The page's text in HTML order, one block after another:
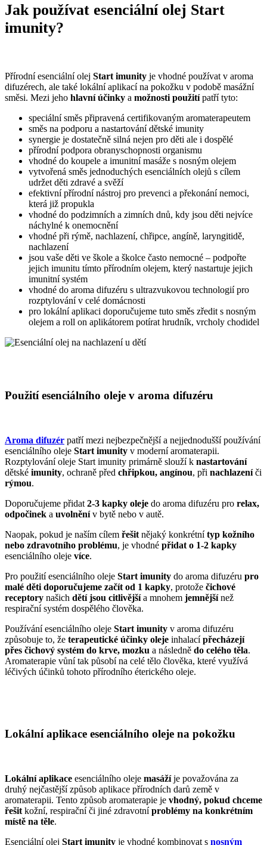
Jak používat esenciální olej Start
imunity?
Přírodní esenciální olej Start imunity je vhodné používat v aroma
difuzérech, ale také lokální aplikací na pokožku v podobě masážní
směsi. Mezi jeho hlavní účinky a možnosti použitípatří tyto:
speciální směs připravená certifikovaným aromaterapeutem
směs na podporu a nastartování dětské imunity
synergie je dostatečně silná nejen pro děti ale i dospělé
přírodní podpora obranyschopnosti organismu
vhodné do koupele a imunitní masáže s nosným olejem
vytvořená směs jednoduchých esenciálních olejů s cílem
udržet děti zdravé a svěží
efektivní přírodní nástroj pro prevenci a překonání nemoci,
která již propukla
vhodné do podzimních a zimních dnů, kdy jsou děti nejvíce
náchylné k onemocnění
vhodné při rýmě, nachlazení, chřipce, angíně, laryngitidě,
nachlazení
jsou vaše děti ve škole a školce často nemocné – podpořte
jejich imunitu tímto přírodním olejem, který nastartuje jejich
imunitní systém
vhodné do aroma difuzéru s ultrazvukovou technologií pro
rozptylování v celé domácnosti
pro lokální aplikaci doporučujeme tuto směs zředit s nosným
olejem a roll on aplikátorem potírat hrudník, vrcholy chodidel
Použití esenciálního oleje v aroma difuzéru
Aroma difuzér patří mezi nejbezpečnější a nejjednodušší používání
esenciálního oleje Start imunity v moderní aromaterapii.
Rozptylování oleje Start imunity primárně slouží k nastartování
dětské imunity, ochraně před chřipkou, angínou, při nachlazeníči
rýmou.
Doporučujeme přidat 2-3 kapky oleje do aroma difuzéru pro relax,
odpočinek a uvolněnív bytě nebo v autě.
Naopak, pokud je naším cílem řešit nějaký konkrétnítyp kožního
nebo zdravotního problému, je vhodné přidat o 1-2 kapky
esenciálního oleje více.
Pro použití esenciálního oleje Start imunity do aroma difuzéru pro
malé děti doporučujeme začít od 1 kapky, protože čichové
receptory našich dětí jsou citlivějšía mnohem jemnějšínež
respirační systém dospělého člověka.
Používání esenciálního oleje Start imunity v aroma difuzéru
způsobuje to, že terapeutické účinky oleje inhalacípřecházejí
přes čichový systém do krve, mozku a následně do celého těla.
Aromaterapie vůní tak působí na celé tělo člověka, které využívá
léčivých účinků tohoto přírodního éterického oleje.
Lokální aplikace esenciálního oleje na pokožku
Lokální aplikace esenciálního oleje masážíje považována za
druhý nejčastější způsob aplikace přírodních darů země v
aromaterapii. Tento způsob aromaterapie je vhodný, pokud chceme
řešit kožní, respirační či jiné zdravotníproblémy na konkrétním
místě na těle.
Esenciální olej Start imunity je vhodné kombinovat s nosným